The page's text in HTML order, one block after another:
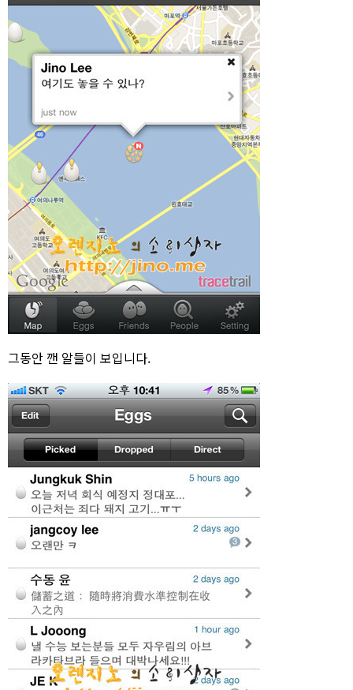
그동안 깬 알들이 보입니다.